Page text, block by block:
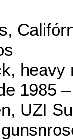
heavy
1985
UZI